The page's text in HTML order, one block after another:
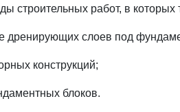
строительных работ, в которых
дренирующих слоев под
конструкций;
блоков.